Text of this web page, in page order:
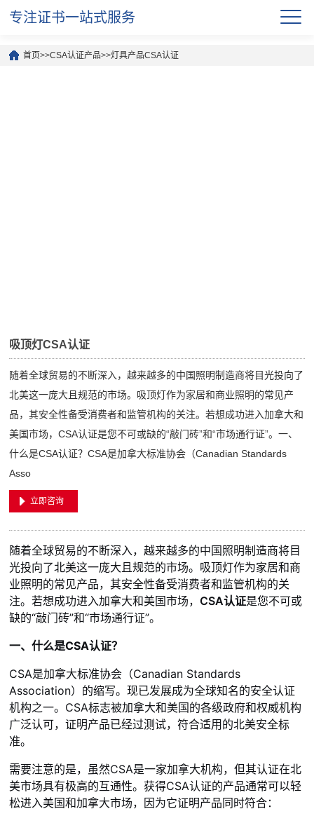
专注证书一站式服务
首页>>CSA认证产品>>灯具产品CSA认证
吸顶灯CSA认证
随着全球贸易的不断深入，越来越多的中国照明制造商将目光投向了
北美这一庞大且规范的市场。吸顶灯作为家居和商业照明的常见产
品，其安全性备受消费者和监管机构的关注。若想成功进入加拿大和
美国市场，CSA认证是您不可或缺的“敲门砖”和“市场通行证”。一、
什么是CSA认证？CSA是加拿大标准协会（Canadian Standards
Asso
立即咨询
随着全球贸易的不断深入，越来越多的中国照明制造商将目
光投向了北美这一庞大且规范的市场。吸顶灯作为家居和商
业照明的常见产品，其安全性备受消费者和监管机构的关
注。若想成功进入加拿大和美国市场，CSA认证是您不可或
缺的“敲门砖”和“市场通行证”。
一、什么是CSA认证？
CSA是加拿大标准协会（Canadian Standards
Association）的缩写。现已发展成为全球知名的安全认证
机构之一。CSA标志被加拿大和美国的各级政府和权威机构
广泛认可，证明产品已经过测试，符合适用的北美安全标
准。
需要注意的是，虽然CSA是一家加拿大机构，但其认证在北
美市场具有极高的互通性。获得CSA认证的产品通常可以轻
松进入美国和加拿大市场，因为它证明产品同时符合：